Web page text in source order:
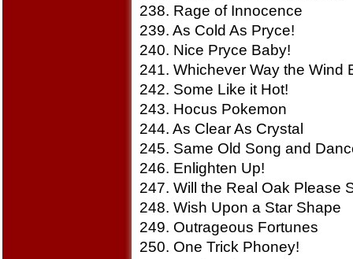
238. Rage of Innocence
239. As Cold As Pryce!
240. Nice Pryce Baby!
241. Whichever Way the Wind
242. Some Like it Hot!
243. Hocus Pokemon
244. As Clear As Crystal
245. Same Old Song and
246. Enlighten Up!
247. Will the Real Oak Please
248. Wish Upon a Star Shape
249. Outrageous Fortunes
250. One Trick Phoney!